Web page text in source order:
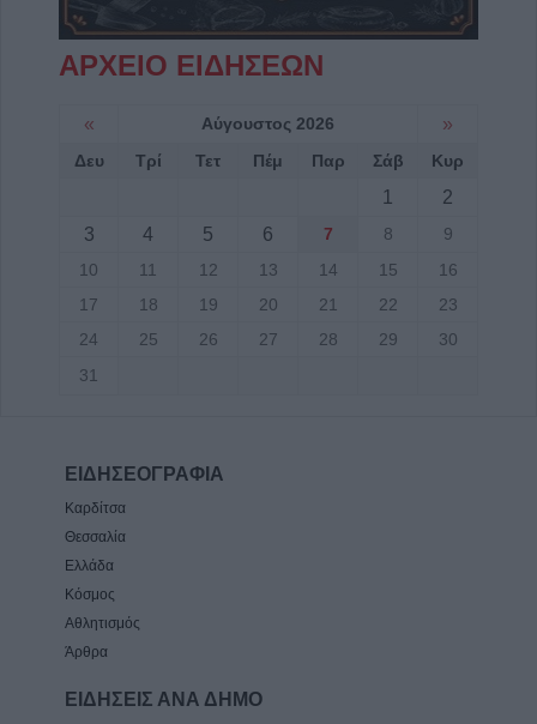
ΑΡΧΕΙΟ ΕΙΔΗΣΕΩΝ
« Αύγουστος 2026 »
Δευ Τρί Τετ Πέμ Παρ Σάβ Κυρ
1
2
3
4 5 6 7 8
9
10
11 12 13 14 15
16
17
18 19 20 21 22
23
24
25 26 27 28 29
30
31
ΕΙΔΗΣΕΟΓΡΑΦΙΑ
Καρδίτσα
Θεσσαλία
Ελλάδα
Κόσμος
Αθλητισμός
Άρθρα
ΕΙΔΗΣΕΙΣ ΑΝΑ ΔΗΜΟ